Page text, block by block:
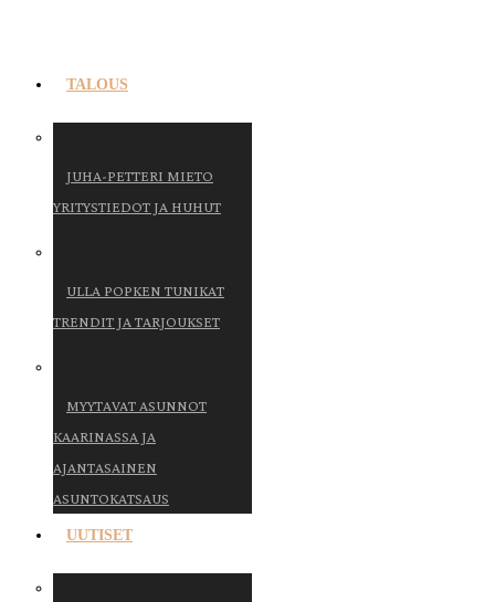
TALOUS
JUHA-PETTERI MIETO
YRITYSTIEDOT JA HUHUT
ULLA POPKEN TUNIKAT
TRENDIT JA TARJOUKSET
MYYTAVAT ASUNNOT
KAARINASSA JA
AJANTASAINEN
ASUNTOKATSAUS
UUTISET